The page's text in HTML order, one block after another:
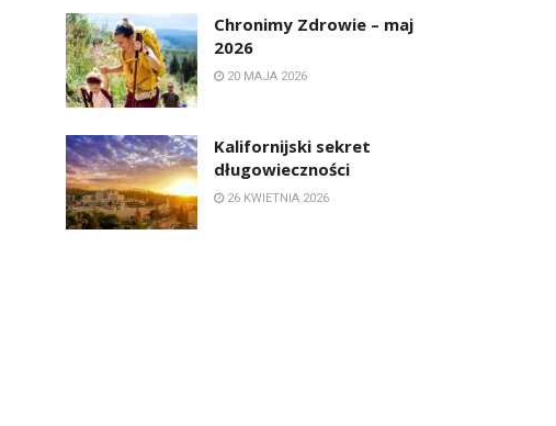
Chronimy Zdrowie ­– maj
2026
20 MAJA 2026
Kalifornijski sekret
długowieczności
26 KWIETNIA 2026